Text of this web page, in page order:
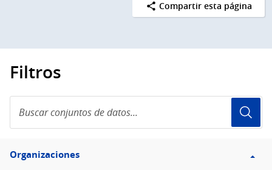
Compartir esta página
Filtros
conjuntos
de
Filtro
Organizaciones